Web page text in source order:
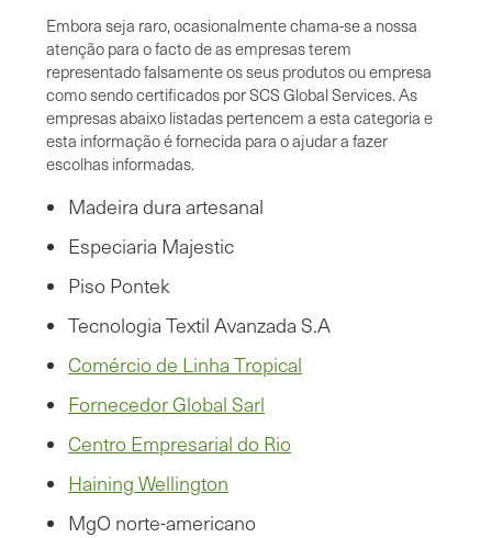
Embora seja raro, ocasionalmente chama-se a nossa
atenção para o facto de as empresas terem
representado falsamente os seus produtos ou empresa
como sendo certificados por SCS Global Services. As
empresas abaixo listadas pertencem a esta categoria e
esta informação é fornecida para o ajudar a fazer
escolhas informadas.
Madeira dura artesanal
Especiaria Majestic
Piso Pontek
Tecnologia Textil Avanzada S.A
Comércio de Linha Tropical
Fornecedor Global Sarl
Centro Empresarial do Rio
Haining Wellington
MgO norte-americano